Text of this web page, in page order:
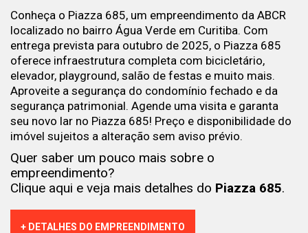
Conheça o Piazza 685, um empreendimento da ABCR
localizado no bairro Água Verde em Curitiba. Com
entrega prevista para outubro de 2025, o Piazza 685
oferece infraestrutura completa com bicicletário,
elevador, playground, salão de festas e muito mais.
Aproveite a segurança do condomínio fechado e da
segurança patrimonial. Agende uma visita e garanta
seu novo lar no Piazza 685! Preço e disponibilidade do
imóvel sujeitos a alteração sem aviso prévio.
Quer saber um pouco mais sobre o
empreendimento?
Clique aqui e veja mais detalhes do Piazza 685.
+ DETALHES DO EMPREENDIMENTO